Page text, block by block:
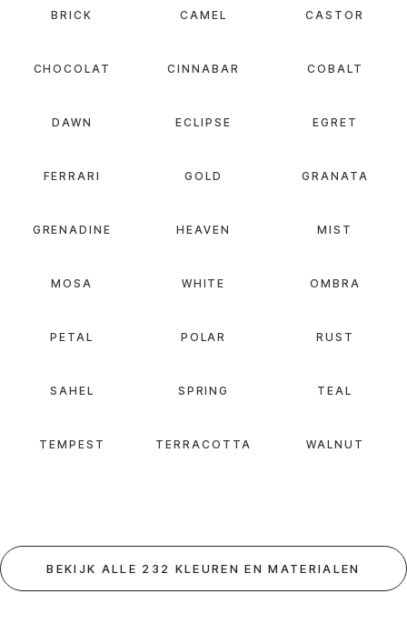
BRICK CAMEL CASTOR
CHOCOLAT CINNABAR COBALT
DAWN ECLIPSE EGRET
FERRARI GOLD GRANATA
GRENADINE HEAVEN MIST
MOSA WHITE OMBRA
PETAL POLAR RUST
SAHEL SPRING TEAL
TEMPEST TERRACOTTA WALNUT
BEKIJK ALLE 232 KLEUREN EN MATERIALEN